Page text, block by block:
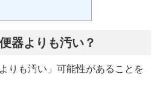
器よりも汚い？
りも汚い」可能性があることを